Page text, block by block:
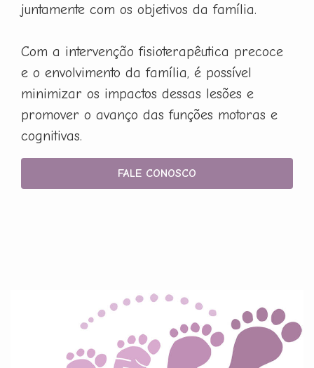
juntamente com os objetivos da família.
Com a intervenção fisioterapêutica precoce
e o envolvimento da família, é possível
minimizar os impactos dessas lesões e
promover o avanço das funções motoras e
cognitivas.
FALE CONOSCO